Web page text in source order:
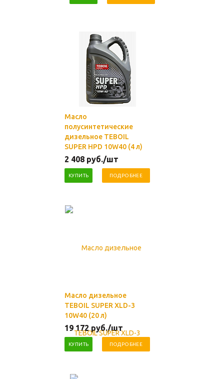
Масло
полусинтетические
дизельное TEBOIL
SUPER HPD 10W40 (4 л)
2 408 руб./шт
КУПИТЬ ПОДРОБНЕЕ
Масло дизельное
TEBOIL SUPER XLD-3
10W40 (20 л)
19 172 руб./шт
КУПИТЬ ПОДРОБНЕЕ